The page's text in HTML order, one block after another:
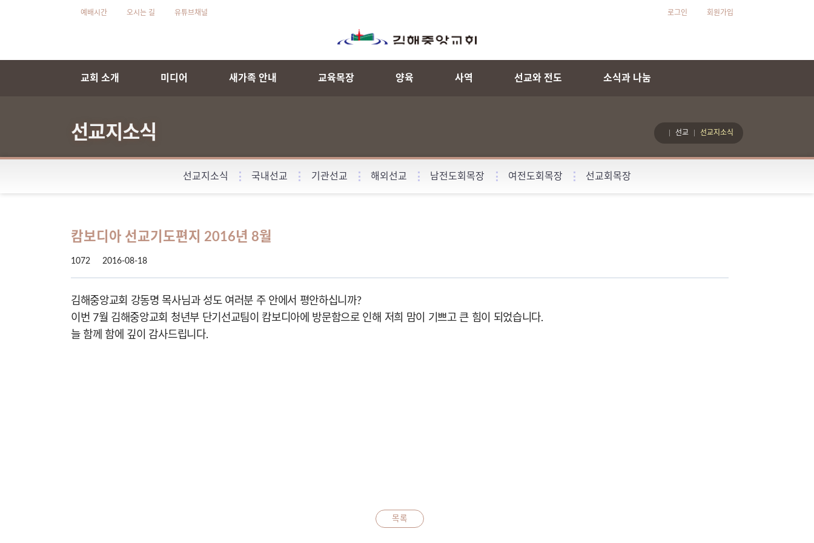
예배시간 오시는 길 유튜브채널 로그인 회원가입
교회 소개 미디어 새가족 안내 교육목장 양육 사역 선교와 전도 소식과 나눔
선교지소식 선교 선교지소식
선교지소식 국내선교 기관선교 해외선교 남전도회목장 여전도회목장 선교회목장
캄보디아 선교기도편지 2016년 8월
1072 2016-08-18
김해중앙교회 강동명 목사님과 성도 여러분 주 안에서 평안하십니까?
이번 7월 김해중앙교회 청년부 단기선교팀이 캄보디아에 방문함으로 인해 저희 맘이 기쁘고 큰 힘이 되었습니다.
늘 함께 함에 깊이 감사드립니다.
목록